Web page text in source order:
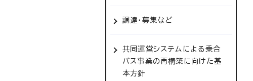
調達・募集など
共同運営システムによる乗合
バス事業の再構築に向けた基
本方針